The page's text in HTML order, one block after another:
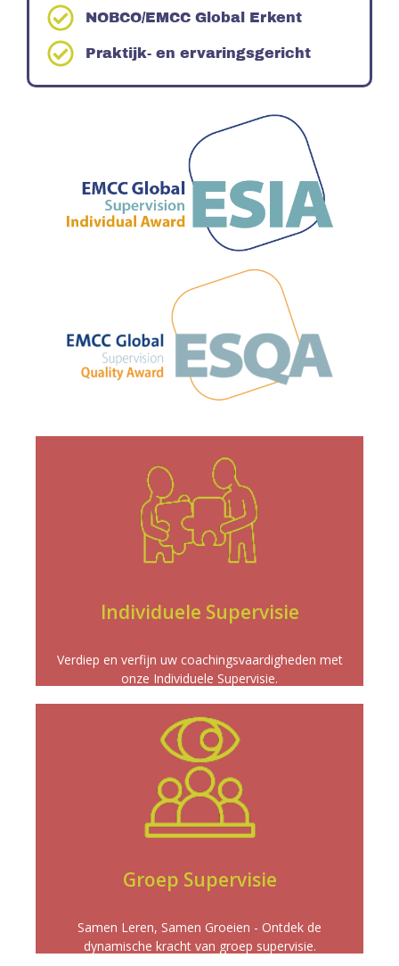
NOBCO/EMCC Global Erkent
Praktijk- en ervaringsgericht
Individuele Supervisie
Verdiep en verfijn uw coachingsvaardigheden met
onze Individuele Supervisie.
INDIVIDUELE SUPERVISIE
om uw coachingstechnieken te versterken en uw
praktijk naar nieuwe hoogten te brengen.
Meer info
Groep Supervisie
Samen Leren, Samen Groeien - Ontdek de
dynamische kracht van groep supervisie.
GROEP SUPERVISIE
gedeelde inzichten, stimuleert onze
groepssupervisie zowel individuele als gezamenlijke
ontwikkeling.
Meer info